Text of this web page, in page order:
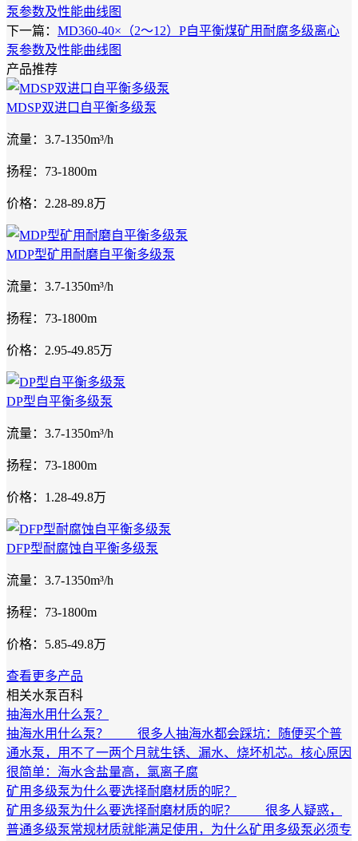
泵参数及性能曲线图
下一篇： MD360-40×（2～12）P自平衡煤矿用耐腐多级离心
泵参数及性能曲线图
产品推荐
MDSP双进口自平衡多级泵
流量：3.7-1350m³/h
扬程：73-1800m
价格：2.28-89.8万
MDP型矿用耐磨自平衡多级泵
流量：3.7-1350m³/h
扬程：73-1800m
价格：2.95-49.85万
DP型自平衡多级泵
流量：3.7-1350m³/h
扬程：73-1800m
价格：1.28-49.8万
DFP型耐腐蚀自平衡多级泵
流量：3.7-1350m³/h
扬程：73-1800m
价格：5.85-49.8万
查看更多产品
相关水泵百科
抽海水用什么泵？
抽海水用什么泵？ 很多人抽海水都会踩坑：随便买个普
通水泵，用不了一两个月就生锈、漏水、烧坏机芯。核心原因
很简单：海水含盐量高，氯离子腐
矿用多级泵为什么要选择耐磨材质的呢？
矿用多级泵为什么要选择耐磨材质的呢？ 很多人疑惑，
普通多级泵常规材质就能满足使用，为什么矿用多级泵必须专